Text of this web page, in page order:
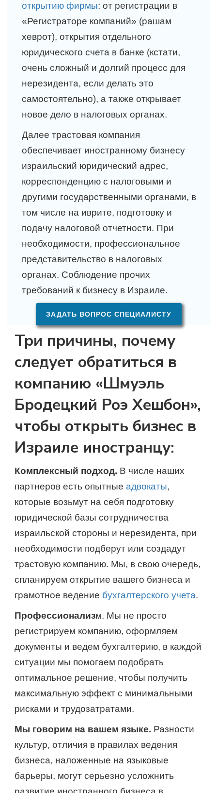
открытию фирмы: от регистрации в
«Регистраторе компаний» (рашам
хеврот), открытия отдельного
юридического счета в банке (кстати,
очень сложный и долгий процесс для
нерезидента, если делать это
самостоятельно), а также открывает
новое дело в налоговых органах.
Далее трастовая компания
обеспечивает иностранному бизнесу
израильский юридический адрес,
корреспонденцию с налоговыми и
другими государственными органами, в
том числе на иврите, подготовку и
подачу налоговой отчетности. При
необходимости, профессиональное
представительство в налоговых
органах. Соблюдение прочих
требований к бизнесу в Израиле.
ЗАДАТЬ ВОПРОС СПЕЦИАЛИСТУ
Три причины, почему
следует обратиться в
компанию «Шмуэль
Бродецкий Роэ Хешбон»,
чтобы открыть бизнес в
Израиле иностранцу:
Комплексный подход. В числе наших
партнеров есть опытные адвокаты,
которые возьмут на себя подготовку
юридической базы сотрудничества
израильской стороны и нерезидента, при
необходимости подберут или создадут
трастовую компанию. Мы, в свою очередь,
спланируем открытие вашего бизнеса и
грамотное ведение бухгалтерского учета.
Профессионализм. Мы не просто
регистрируем компанию, оформляем
документы и ведем бухгалтерию, в каждой
ситуации мы помогаем подобрать
оптимальное решение, чтобы получить
максимальную эффект с минимальными
рисками и трудозатратами.
Мы говорим на вашем языке. Разности
культур, отличия в правилах ведения
бизнеса, наложенные на языковые
барьеры, могут серьезно усложнить